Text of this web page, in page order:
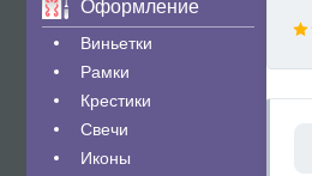
Оформление
Виньетки
Рамки
Крестики
Свечи
Иконы